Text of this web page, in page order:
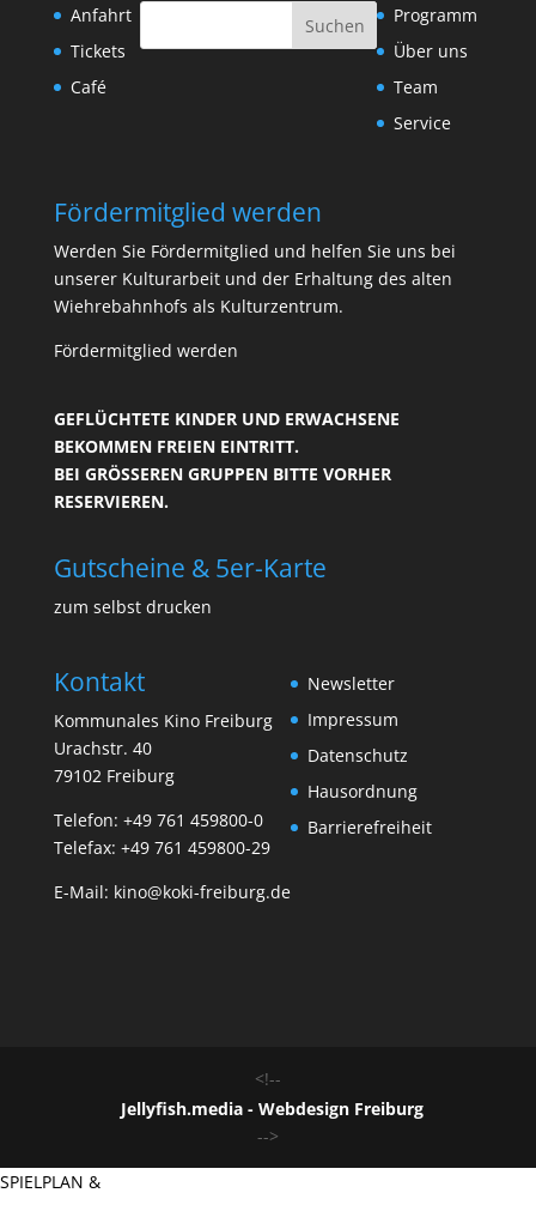
Anfahrt
Tickets
Café
Programm
Über uns
Team
Service
Fördermitglied werden
Werden Sie Fördermitglied und helfen Sie uns bei
unserer Kulturarbeit und der Erhaltung des alten
Wiehrebahnhofs als Kulturzentrum.
Fördermitglied werden
GEFLÜCHTETE KINDER UND ERWACHSENE
BEKOMMEN FREIEN EINTRITT.
BEI GRÖSSEREN GRUPPEN BITTE VORHER R
ESERVIEREN.
Gutscheine & 5er-Karte
zum selbst drucken
Kontakt
Kommunales Kino Freiburg
Urachstr. 40
79102 Freiburg
Telefon: +49 761 459800-0
Telefax: +49 761 459800-29
E-Mail: kino@koki-freiburg.de
Newsletter
Impressum
Datenschutz
Hausordnung
Barrierefreiheit
<!--
Jellyfish.media - Webdesign Freiburg
-->
SPIELPLAN &